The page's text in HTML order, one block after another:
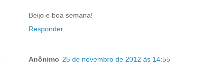
Beijo e boa semana!
Responder
Anônimo 25 de novembro de 2012 às 14:55